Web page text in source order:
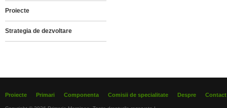
Proiecte
Strategia de dezvoltare
Proiecte Primari Componenta Comisii de specialitate Despre Contact